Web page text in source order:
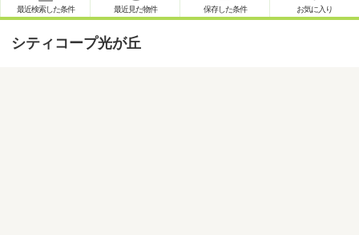
最近検索した条件 最近見た物件 保存した条件 お気に入り
シティコープ光が丘